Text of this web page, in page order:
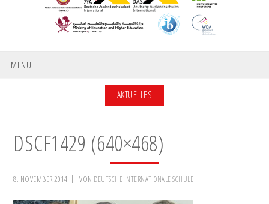
MENÜ
AKTUELLES
DSCF1429 (640×468)
8. NOVEMBER 2014 VON DEUTSCHE INTERNATIONALE SCHULE